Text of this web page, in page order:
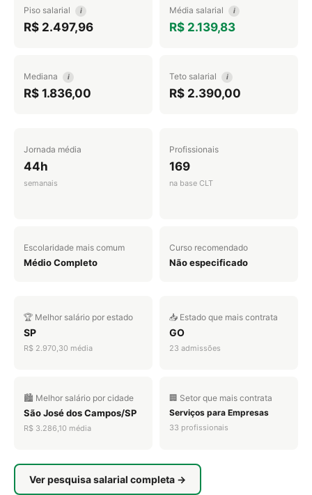
Piso salarial i
R$ 2.497,96
Média salarial i
R$ 2.139,83
Mediana i
R$ 1.836,00
Teto salarial i
R$ 2.390,00
Jornada média
44h
semanais
Profissionais
169
na base CLT
Escolaridade mais comum
Médio Completo
Curso recomendado
Não especificado
🏆 Melhor salário por estado
SP
R$ 2.970,30 média
📥 Estado que mais contrata
GO
23 admissões
🏙️ Melhor salário por cidade
São José dos Campos/SP
R$ 3.286,10 média
🏢 Setor que mais contrata
Serviços para Empresas
33 profissionais
Ver pesquisa salarial completa →